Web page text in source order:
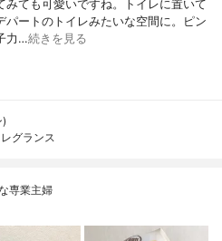
ても可愛いですね。トイレに置いて
パートのトイレみたいな空間に。ピン
力…続きを見る
グランス
専業主婦